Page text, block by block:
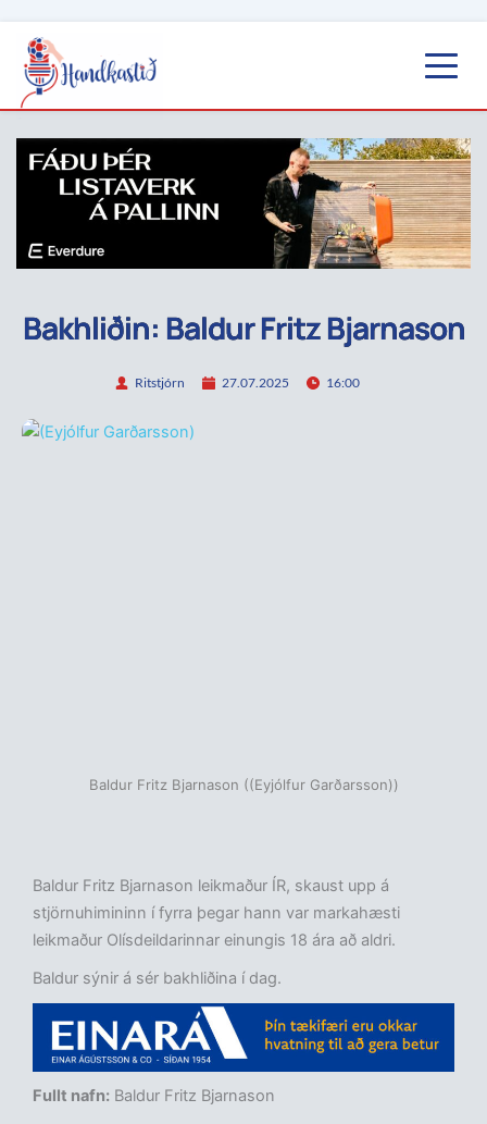
Bakhliðin: Baldur Fritz Bjarnason
Ritstjórn 27.07.2025 16:00
Baldur Fritz Bjarnason ((Eyjólfur Garðarsson))
Baldur Fritz Bjarnason leikmaður ÍR, skaust upp á
stjörnuhimininn í fyrra þegar hann var markahæsti
leikmaður Olísdeildarinnar einungis 18 ára að aldri.
Baldur sýnir á sér bakhliðina í dag.
Fullt nafn: Baldur Fritz Bjarnason